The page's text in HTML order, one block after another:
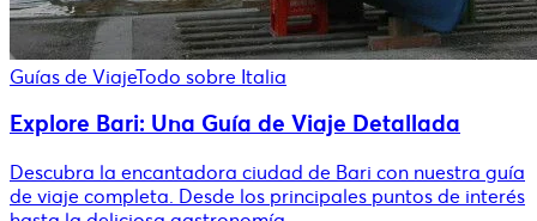
Guías de ViajeTodo sobre Italia
Explore Bari: Una Guía de Viaje Detallada
Descubra la encantadora ciudad de Bari con nuestra guía
de viaje completa. Desde los principales puntos de interés